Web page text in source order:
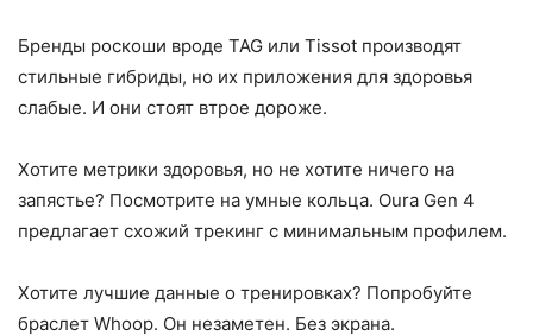
Бренды роскоши вроде TAG или Tissot производят
стильные гибриды, но их приложения для здоровья
слабые. И они стоят втрое дороже.
Хотите метрики здоровья, но не хотите ничего на
запястье? Посмотрите на умные кольца. Oura Gen 4
предлагает схожий трекинг с минимальным профилем.
Хотите лучшие данные о тренировках? Попробуйте
браслет Whoop. Он незаметен. Без экрана.